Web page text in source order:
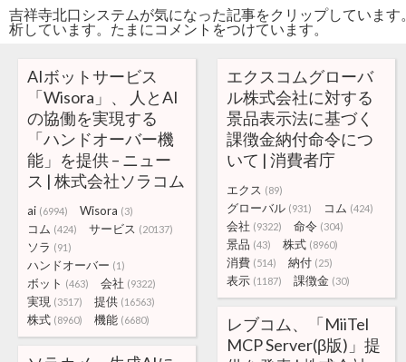
吉祥寺北口システムが気になった記事をクリップしていま
析しています。たまにコメントをつけています。
AIボットサービス
「Wisora」、 人とAI
の協働を実現する
「ハンドオーバー機
能」を提供 – ニュー
ス | 株式会社ソラコム
ai (6994) Wisora (3)
コム (424) サービス (20137)
ソラ (91)
ハンドオーバー (1)
ボット (463) 会社 (9322)
実現 (3517) 提供 (16563)
株式 (8960) 機能 (6680)
エクスコムグローバ
ル株式会社に対する
景品表示法に基づく
課徴金納付命令につ
いて | 消費者庁
エクス (89)
グローバル (931) コム (424)
会社 (9322) 命令 (304)
景品 (43) 株式 (8960)
消費 (514) 納付 (25)
表示 (1187) 課徴金 (30)
レブコム、「MiiTel
MCP Server(β版)」提